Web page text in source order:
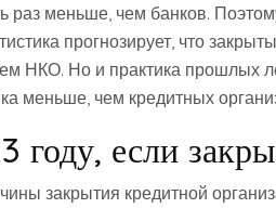
раз меньше, чем банков.
прогнозирует, что
НКО. Но и практика прошлых
меньше, чем кредитных
году, если
закрытия кредитной